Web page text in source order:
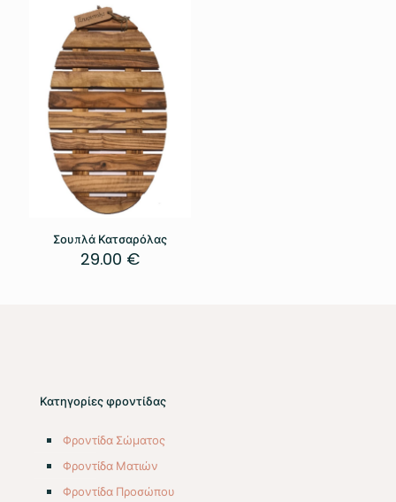
Σουπλά Κατσαρόλας
29.00 €
Κατηγορίες φροντίδας
Φροντίδα Σώματος
Φροντίδα Ματιών
Φροντίδα Προσώπου